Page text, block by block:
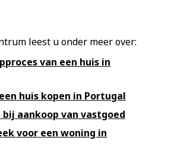
leest u onder meer over:
van een huis in
huis kopen in Portugal
aankoop van vastgoed
voor een woning in